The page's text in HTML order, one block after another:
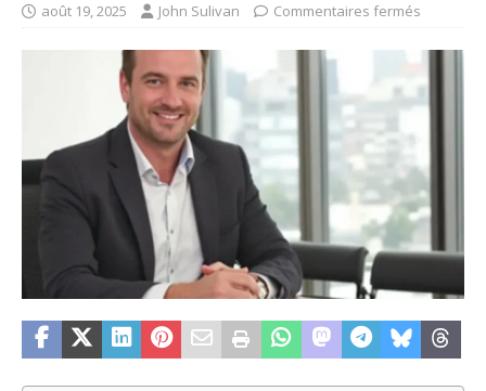
août 19, 2025 John Sulivan Commentaires fermés